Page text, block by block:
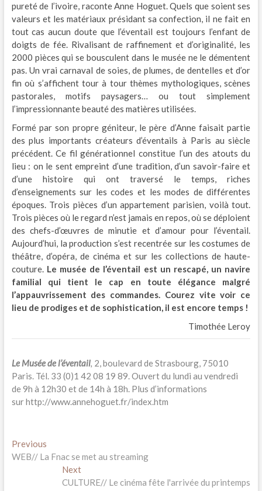
pureté de l’ivoire, raconte Anne Hoguet. Quels que soient ses
valeurs et les matériaux présidant sa confection, il ne fait en
tout cas aucun doute que l’éventail est toujours l’enfant de
doigts de fée. Rivalisant de raffinement et d’originalité, les
2000 pièces qui se bousculent dans le musée ne le démentent
pas. Un vrai carnaval de soies, de plumes, de dentelles et d’or
fin où s’affichent tour à tour thèmes mythologiques, scènes
pastorales, motifs paysagers… ou tout simplement
l’impressionnante beauté des matières utilisées.
Formé par son propre géniteur, le père d’Anne faisait partie
des plus importants créateurs d’éventails à Paris au siècle
précédent. Ce fil générationnel constitue l’un des atouts du
lieu : on le sent empreint d’une tradition, d’un savoir-faire et
d’une histoire qui ont traversé le temps, riches
d’enseignements sur les codes et les modes de différentes
époques. Trois pièces d’un appartement parisien, voilà tout.
Trois pièces où le regard n’est jamais en repos, où se déploient
des chefs-d’œuvres de minutie et d’amour pour l’éventail.
Aujourd’hui, la production s’est recentrée sur les costumes de
théâtre, d’opéra, de cinéma et sur les collections de haute-
couture. Le musée de l’éventail est un rescapé, un navire
familial qui tient le cap en toute élégance malgré
l’appauvrissement des commandes. Courez vite voir ce
lieu de prodiges et de sophistication, il est encore temps !
Timothée Leroy
Le Musée de l’éventail, 2, boulevard de Strasbourg, 75010
Paris. Tél. 33 (0)1 42 08 19 89. Ouvert du lundi au vendredi
de 9h à 12h30 et de 14h à 18h. Plus d’informations
sur http://www.annehoguet.fr/index.htm
Navigation
de
PreviousPrevious
post:
WEB// La Fnac se met au streaming
NextNext
post:
CULTURE// Le cinéma fête l'arrivée du printemps